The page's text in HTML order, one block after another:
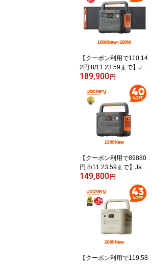
ーパネル 3点セット リン
酸鉄 長寿命 バッテリー
定格1500W コンパクト
急速充電 家庭用 アウト
ドア 防災 車中泊 UPS機
ジャクリ
【クーポン利用で110,14
2円 8/11 23:59まで】Jac
kery Solar Generator 10
00 New 1070Wh 200W
ポータブル電源ソーラー
パネル セット リン酸鉄
長寿命 バッテリー 定格1
500W コンパクト 急速充
電 家庭用 アウトドア用
防災 車中泊 UPS機能 純
クリ
189,900 円
【クーポン利用で89880
円 8/11 23:59まで】Jack
ery ポータブル電源 1500
New 1536Wh リン酸鉄
十年長寿命 定格2000W
バッテリー コンパクト
防災 家庭用 アウトドア
用 車中泊 UPS機能 純正
弦波 ジャクリ
149,800 円
【クーポン利用で119,58